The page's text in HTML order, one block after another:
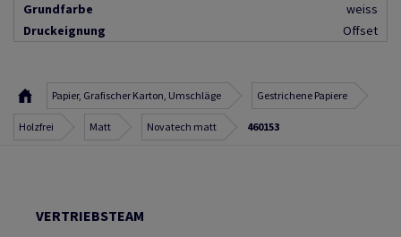
Grundfarbe
weiss
Druckeignung
Offset
Papier, Grafischer Karton, Umschläge Gestrichene Papiere
Holzfrei Matt Novatech matt 460153
VERTRIEBSTEAM